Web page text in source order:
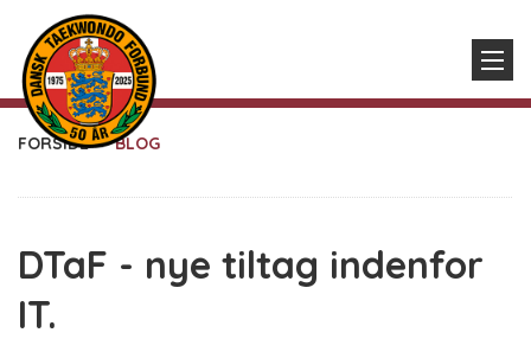
FORSIDE BLOG
DTaF - nye tiltag indenfor
IT.